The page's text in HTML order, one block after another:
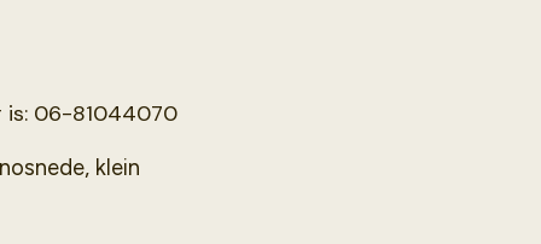
is: 06-81044070
klein